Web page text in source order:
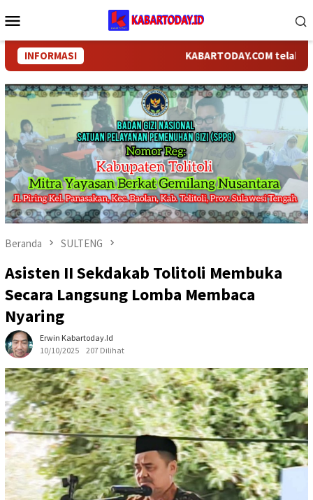
ke
Mobile
INFORMASI KABARTODAY.COM telah
Beranda SULTENG
Asisten II Sekdakab Tolitoli Membuka
Secara Langsung Lomba Membaca
Nyaring
Erwin Kabartoday.id
10/10/2025
207 Dilihat